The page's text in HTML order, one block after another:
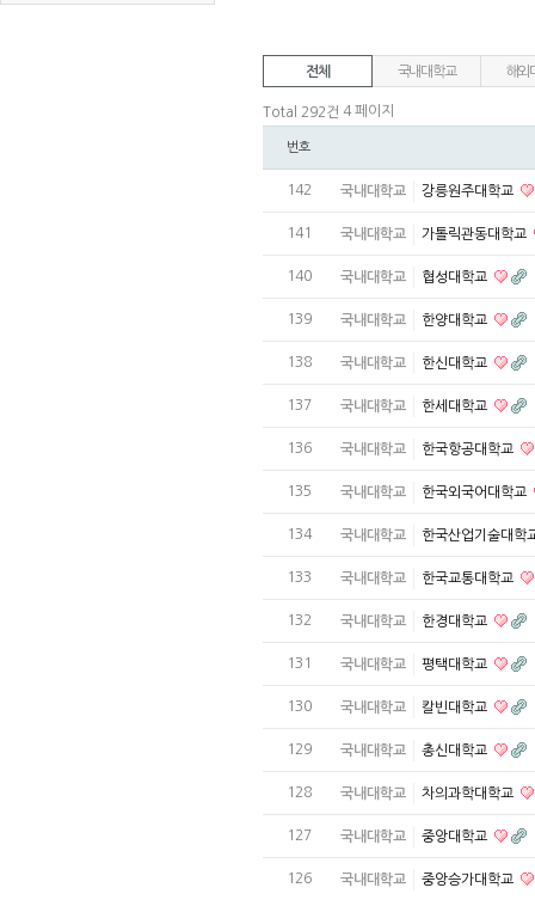
전체 국내대학교 해외
Total 292건 4 페이지
번호
142 국내대학교 강릉원주대학교
141 국내대학교 가톨릭관동대학교
140 국내대학교 협성대학교
139 국내대학교 한양대학교
138 국내대학교 한신대학교
137 국내대학교 한세대학교
136 국내대학교 한국항공대학교
135 국내대학교 한국외국어대학교
134 국내대학교 한국산업기술대학
133 국내대학교 한국교통대학교
132 국내대학교 한경대학교
131 국내대학교 평택대학교
130 국내대학교 칼빈대학교
129 국내대학교 총신대학교
128 국내대학교 차의과학대학교
127 국내대학교 중앙대학교
126 국내대학교 중앙승가대학교